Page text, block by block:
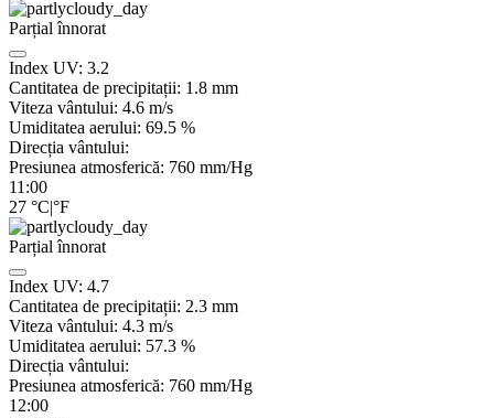
Parțial înnorat
Index UV: 3.2
Cantitatea de precipitații: 1.8 mm
Viteza vântului: 4.6 m/s
Umiditatea aerului: 69.5 %
Direcția vântului:
Presiunea atmosferică: 760 mm/Hg
11:00
27 °C|°F
Parțial înnorat
Index UV: 4.7
Cantitatea de precipitații: 2.3 mm
Viteza vântului: 4.3 m/s
Umiditatea aerului: 57.3 %
Direcția vântului:
Presiunea atmosferică: 760 mm/Hg
12:00